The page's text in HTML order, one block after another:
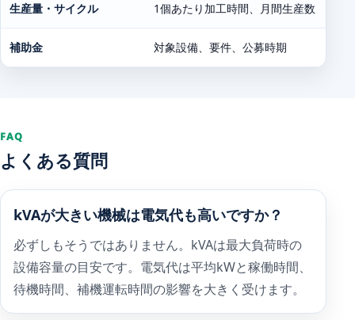
生産量・サイクル 1個あたり加工時間、月間生産数
補助金 対象設備、要件、公募時期
FAQ
よくある質問
kVAが大きい機械は電気代も高いですか？
必ずしもそうではありません。kVAは最大負荷時の
設備容量の目安です。電気代は平均kWと稼働時間、
待機時間、補機運転時間の影響を大きく受けます。